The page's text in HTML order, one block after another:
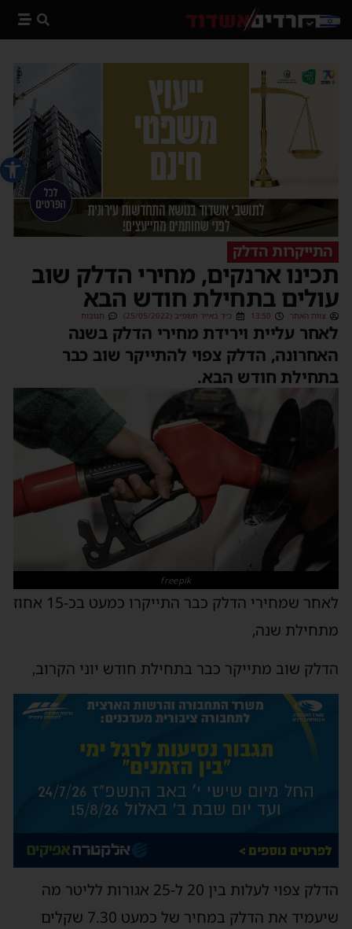
פתח
התייקרות הדלק
תכינו ארנקים, מחירי הדלק שוב
עולים בתחילת חודש הבא
צוות האתר 13:50 כ״ד באייר תשפ״ב (25/05/2022) תגובות
לאחר עליית וירידת מחירי הדלק בשנה
האחרונה, הדלק צפוי להתייקר שוב כבר
בתחילת חודש הבא.
freepik
לאחר שמחירי הדלק כבר התייקרו כמעט בכ-15 אחוז
מתחילת שנה,
הדלק שוב מתייקר כבר בתחילת חודש יוני הקרוב,
הדלק צפוי לעלות בין 20 ל-25 אגורות לליטר מה
שיעמיד את הדלק במחיר של כמעט 7.30 שקלים